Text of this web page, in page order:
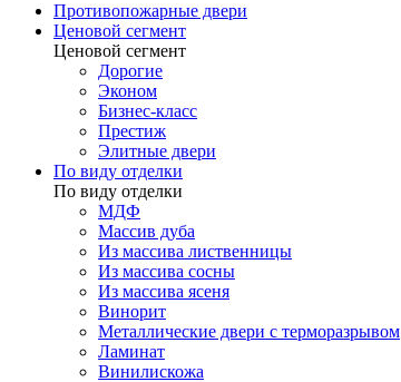
Противопожарные двери
Ценовой сегмент
Ценовой сегмент
Дорогие
Эконом
Бизнес-класс
Престиж
Элитные двери
По виду отделки
По виду отделки
МДФ
Массив дуба
Из массива лиственницы
Из массива сосны
Из массива ясеня
Винорит
Металлические двери с терморазрывом
Ламинат
Винилискожа